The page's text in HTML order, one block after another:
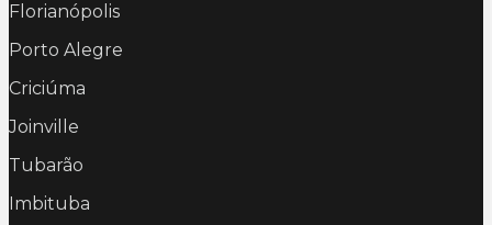
Florianópolis
Porto Alegre
Criciúma
Joinville
Tubarão
Imbituba